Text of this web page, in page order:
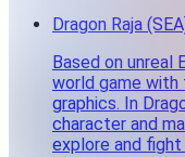
Dragon Raja
Based on unreal
world game with
graphics. In
character and
explore and fight